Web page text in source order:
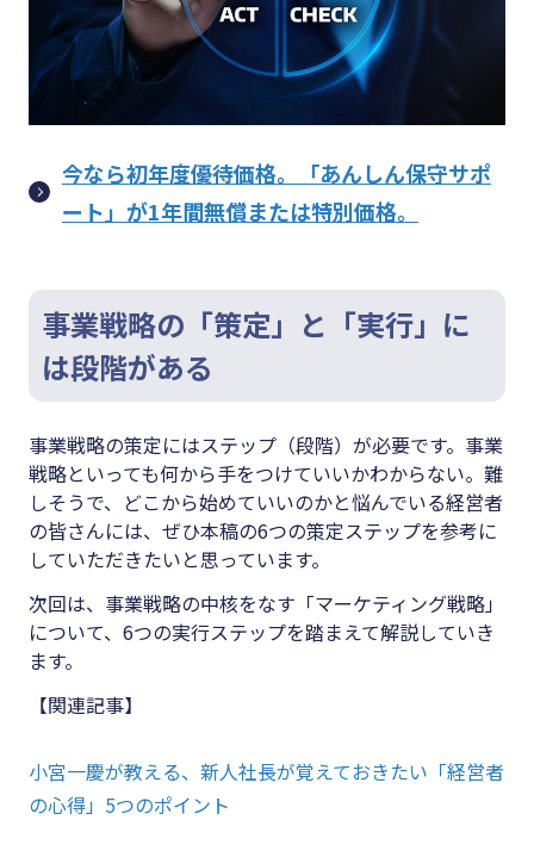
今なら初年度優待価格。「あんしん保守サポ
ート」が1年間無償または特別価格。
事業戦略の「策定」と「実行」に
は段階がある
事業戦略の策定にはステップ（段階）が必要です。事業
戦略といっても何から手をつけていいかわからない。難
しそうで、どこから始めていいのかと悩んでいる経営者
の皆さんには、ぜひ本稿の6つの策定ステップを参考に
していただきたいと思っています。
次回は、事業戦略の中核をなす「マーケティング戦略」
について、6つの実行ステップを踏まえて解説していき
ます。
【関連記事】
小宮一慶が教える、新人社長が覚えておきたい「経営者
の心得」5つのポイント